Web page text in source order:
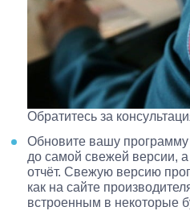
Обратитесь за
Обновите вашу программу
до самой свежей версии,
отчёт. Свежую версию
как на сайте
встроенным в некоторые